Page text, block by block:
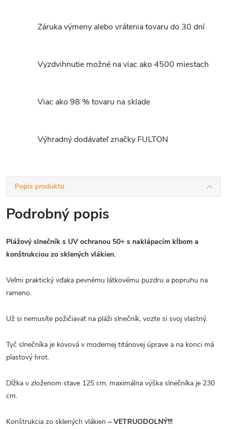
Záruka výmeny alebo vrátenia tovaru do 30 dní
Vyzdvihnutie možné na viac ako 4500 miestach
Viac ako 98 % tovaru na sklade
Výhradný dodávateľ značky FULTON
Popis produktu
Podrobný popis
Plážový slnečník s UV ochranou 50+ s naklápacím kĺbom a
konštrukciou zo sklených vlákien.
Veľmi praktický vďaka pevnému látkovému puzdru a popruhu na
rameno.
Už si nemusíte požičiavať na pláži slnečník, vozte si svoj vlastný.
Tyč slnečníka je kovová v modernej titánovej úprave a na konci má
plastový hrot.
Dĺžka v zloženom stave 125 cm, maximálna výška slnečníka je 230
cm.
Konštrukcia zo sklených vlákien – VETRUODOLNÝ!!!